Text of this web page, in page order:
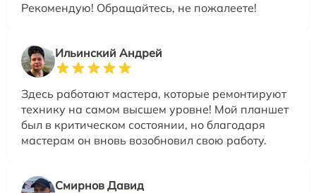
Рекомендую! Обращайтесь, не пожалеете!
Ильинский Андрей
Здесь работают мастера, которые ремонтируют
технику на самом высшем уровне! Мой планшет
был в критическом состоянии, но благодаря
мастерам он вновь возобновил свою работу.
Смирнов Давид